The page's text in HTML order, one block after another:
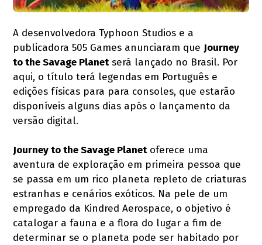
A desenvolvedora Typhoon Studios e a
publicadora 505 Games anunciaram que Journey
to the Savage Planetserá lançado no Brasil. Por
aqui, o título terá legendas em Português e
edições físicas para para consoles, que estarão
disponíveis alguns dias após o lançamento da
versão digital.
Journey to the Savage Planetoferece uma
aventura de exploração em primeira pessoa que
se passa em um rico planeta repleto de criaturas
estranhas e cenários exóticos. Na pele de um
empregado da Kindred Aerospace, o objetivo é
catalogar a fauna e a flora do lugar a fim de
determinar se o planeta pode ser habitado por